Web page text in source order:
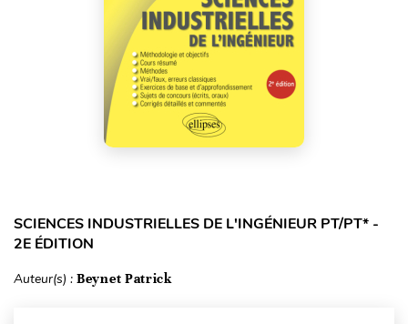
SCIENCES INDUSTRIELLES DE L'INGÉNIEUR PT/PT* -
2E ÉDITION
Auteur(s) : Beynet Patrick